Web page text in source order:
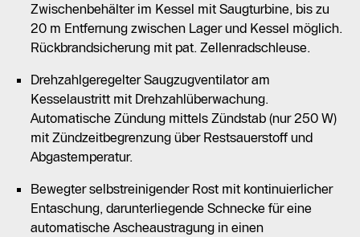
Zwischenbehälter im Kessel mit Saugturbine, bis zu
20 m Entfernung zwischen Lager und Kessel möglich.
Rückbrandsicherung mit pat. Zellenradschleuse.
Drehzahlgeregelter Saugzugventilator am
Kesselaustritt mit Drehzahlüberwachung.
Automatische Zündung mittels Zündstab (nur 250 W)
mit Zündzeitbegrenzung über Restsauerstoff und
Abgastemperatur.
Bewegter selbstreinigender Rost mit kontinuierlicher
Entaschung, darunterliegende Schnecke für eine
automatische Ascheaustragung in einen